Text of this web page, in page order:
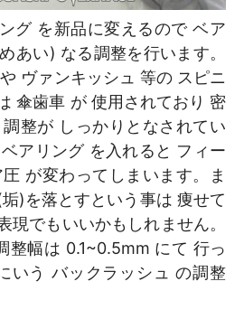
グ を新品に変えるので ベア
あい) なる調整を行います。
ヴァンキッシュ 等の スピニ
傘歯車 が 使用されており 密
整が しっかりとなされてい
アリング を入れると フィー
が変わってしまいます。ま
)を落とすという事は 痩せて
現でもいいかもしれません。
整幅は 0.1~0.5mm にて 行っ
いう バックラッシュ の調整